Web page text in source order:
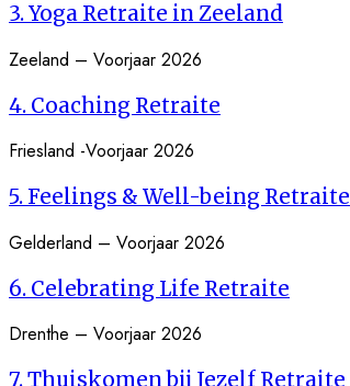
3. Yoga Retraite in Zeeland
Zeeland – Voorjaar 2026
4. Coaching Retraite
Friesland -Voorjaar 2026
5. Feelings & Well-being Retraite
Gelderland – Voorjaar 2026
6. Celebrating Life Retraite
Drenthe – Voorjaar 2026
7. Thuiskomen bij Jezelf Retraite